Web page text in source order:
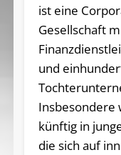
ist eine
Gesellschaft
und
Insbesondere
künftig in
die sich auf